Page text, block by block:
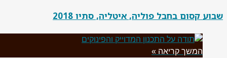
שבוע קסום בחבל פוליה, איטליה, סתיו 2018
המשך קריאה »